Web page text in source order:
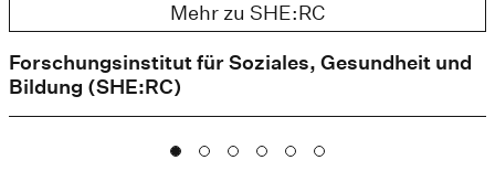
Forschungsinstitut für Soziales, Gesundheit und
Bildung (SHE:RC)
Mehr zu SHE:RC